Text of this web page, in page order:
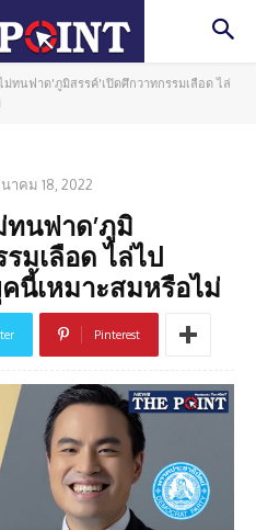
ม่ทนฟาด'ภูมิสรรค์'เปิดศึกวาทกรรมเลือด ไล่
าคม 18, 2022
ทนฟาด’ภูมิ
มเลือด ไล่ไป
นี้เหมาะสมหรือไม่
Pinterest